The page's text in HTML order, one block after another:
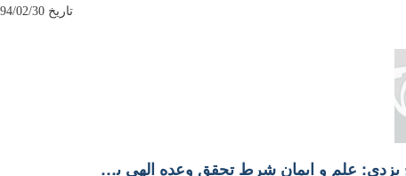
تاریخ 1394/02/30، مطابق با اول شعبان 1436 ایراد فرموده‌اند. باشد...
علامه مصباح یزدی: علم و ایمان شرط تحقق وعده الهی برای استقرار دین خدا در زمین است